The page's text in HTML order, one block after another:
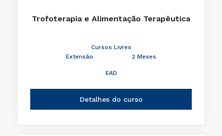
Trofoterapia e Alimentação Terapêutica
Cursos Livres
Extensão
2 Meses
EAD
Detalhes do curso